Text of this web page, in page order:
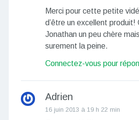
Merci pour cette petite
d’être un excellent produit!
Jonathan un peu chère
surement la peine.
Connectez-vous pour
Adrien
16 juin 2013 à 19 h 22 min